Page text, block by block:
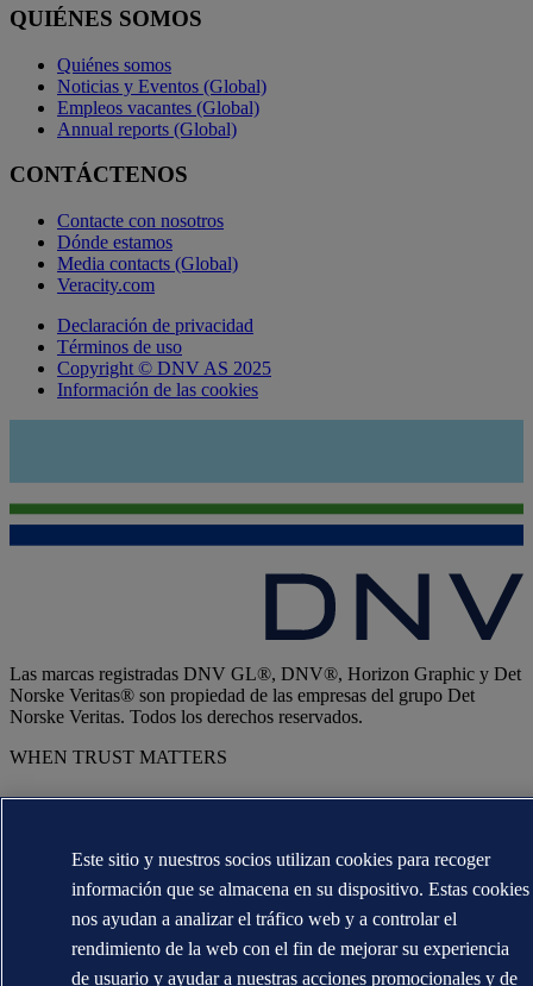
QUIÉNES SOMOS
Quiénes somos
Noticias y Eventos (Global)
Empleos vacantes (Global)
Annual reports (Global)
CONTÁCTENOS
Contacte con nosotros
Dónde estamos
Media contacts (Global)
Veracity.com
Declaración de privacidad
Términos de uso
Copyright © DNV AS 2025
Información de las cookies
Las marcas registradas DNV GL®, DNV®, Horizon Graphic y Det
Norske Veritas® son propiedad de las empresas del grupo Det
Norske Veritas. Todos los derechos reservados.
WHEN TRUST MATTERS
Este sitio y nuestros socios utilizan cookies para recoger
información que se almacena en su dispositivo. Estas cookies
nos ayudan a analizar el tráfico web y a controlar el
rendimiento de la web con el fin de mejorar su experiencia
de usuario y ayudar a nuestras acciones promocionales y de